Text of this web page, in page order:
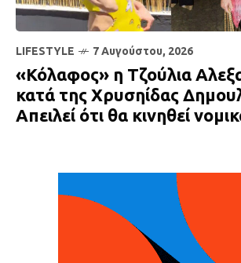
LIFESTYLE 7 Αυγούστου, 2026
«Κόλαφος» η Τζούλια
κατά της Χρυσηίδας
Απειλεί ότι θα κινηθεί